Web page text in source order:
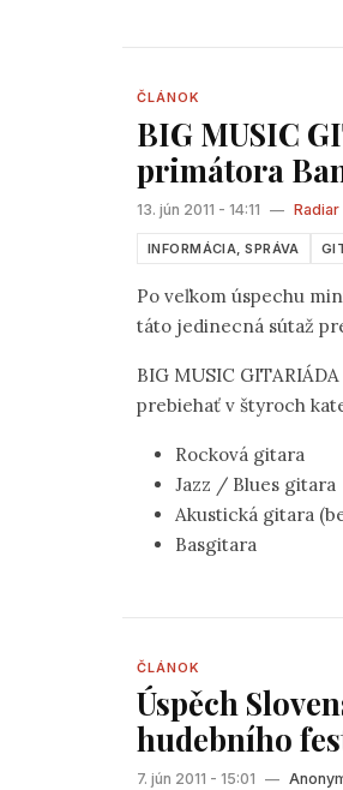
ČLÁNOK
BIG MUSIC
primátora
13. jún 2011 - 14:11 — Radiar
INFORMÁCIA, SPRÁVA
Po veľkom úspechu
táto jedinecná sútaž
BIG MUSIC
prebiehať v štyroch
Rocková gitara
Jazz / Blues gitara
Akustická gitara
Basgitara
ČLÁNOK
Úspěch
hudebního
7. jún 2011 - 15:01 —